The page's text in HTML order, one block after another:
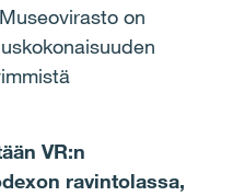
on
VR:n
ravintolassa,